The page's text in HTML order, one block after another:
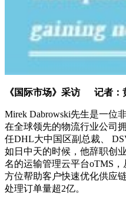
《国际市场》采访 记者：
Mirek Dabrowski先生是一位
在全球领先的物流行业公司
任DHL大中国区副总裁、
如日中天的时候，他辞职创
名的运输管理云平台oTMS
方位帮助客户快速优化供应
处理订单量超2亿。